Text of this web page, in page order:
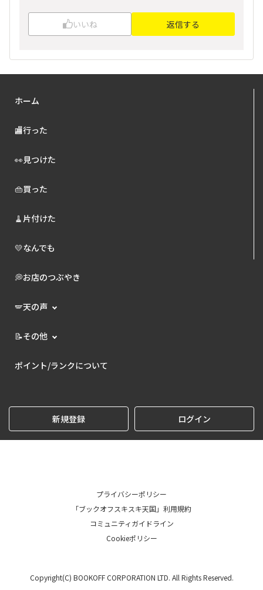
いいね 返信する
ホーム
🏬行った
👀見つけた
👜買った
🧹片付けた
💛なんでも
💭お店のつぶやき
🪽天の声
📝その他
ポイント/ランクについて
新規登録 ログイン
プライバシーポリシー
「ブックオフスキスキ天国」利用規約
コミュニティガイドライン
Cookieポリシー
Copyright(C) BOOKOFF CORPORATION LTD. All Rights Reserved.